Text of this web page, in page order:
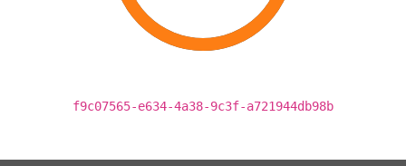
f9c07565-e634-4a38-9c3f-a721944db98b